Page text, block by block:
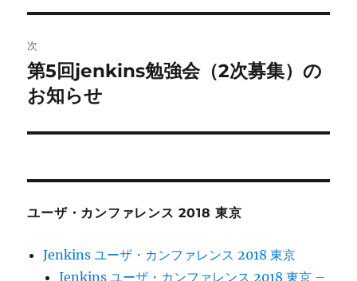
ビ
ゲ
ー
シ
ン
投
稿:
次
次
の
稿:
第5回jenkins勉強会（2次募集）の
お知らせ
ユーザ・カンファレンス 2018 東京
Jenkins ユーザ・カンファレンス 2018 東京
Jenkins ユーザ・カンファレンス 2018 東京 –